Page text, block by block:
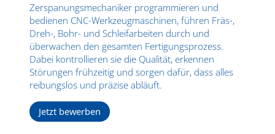
Zerspanungsmechaniker programmieren und
bedienen CNC-Werkzeugmaschinen, führen Fräs-,
Dreh-, Bohr- und Schleifarbeiten durch und
überwachen den gesamten Fertigungsprozess.
Dabei kontrollieren sie die Qualität, erkennen
Störungen frühzeitig und sorgen dafür, dass alles
reibungslos und präzise abläuft.
Jetzt bewerben